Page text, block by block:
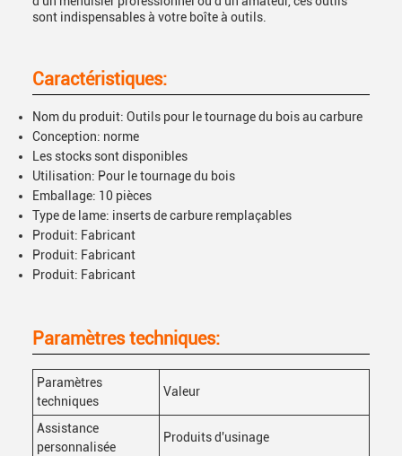
sont indispensables à votre boîte à outils.
Caractéristiques:
Nom du produit: Outils pour le tournage du bois au carbure
Conception: norme
Les stocks sont disponibles
Utilisation: Pour le tournage du bois
Emballage: 10 pièces
Type de lame: inserts de carbure remplaçables
Produit: Fabricant
Produit: Fabricant
Produit: Fabricant
Paramètres techniques:
Paramètres
techniques
Valeur
Assistance
personnalisée
Produits d'usinage